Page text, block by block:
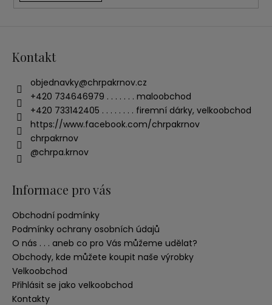
Kontakt
objednavky@chrpakrnov.cz
+420 734646979 . . . . . . . maloobchod
+420 733142405 . . . . . . . . firemní dárky, velkoobchod
https://www.facebook.com/chrpakrnov
chrpakrnov
@chrpa.krnov
Informace pro vás
Obchodní podmínky
Podmínky ochrany osobních údajů
O nás . . . aneb co pro Vás můžeme udělat?
Obchody, kde můžete koupit naše výrobky
Velkoobchod
Přihlásit se jako velkoobchod
Kontakty